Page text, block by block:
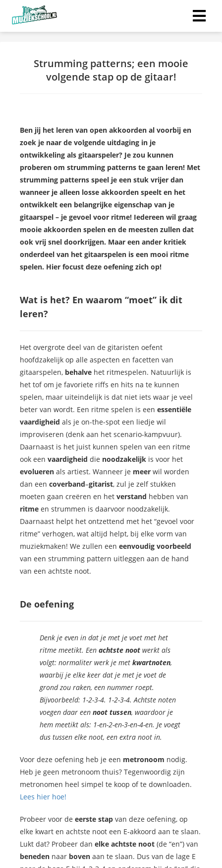
Strumming patterns; een mooie
volgende stap op de gitaar!
Ben jij het leren van open akkoorden al voorbij en
zoek je naar de volgende uitdaging in je
ontwikkeling als gitaarspeler? Je zou kunnen
proberen om strumming patterns te gaan leren! Met
strumming patterns speel je een stuk vrijer dan
wanneer je alleen losse akkoorden speelt en het
ontwikkelt een belangrijke eigenschap van je
gitaarspel – je gevoel voor ritme! Iedereen wil graag
mooie akkoorden spelen en de meesten zullen dat
ook vrij snel doorkrijgen. Maar een ander kritiek
onderdeel van het gitaarspelen is een mooi ritme
spelen. Hier focust deze oefening zich op!
Wat is het? En waarom “moet” ik dit
leren?
Het overgrote deel van de gitaristen oefent
hoofdzakelijk op alle aspecten en facetten van
gitaarspelen, behalve het ritmespelen. Natuurlijk is
het tof om je favoriete riffs en hits na te kunnen
spelen, maar uiteindelijk is dat niet iets waar je veel
beter van wordt. Een ritme spelen is een essentiële
vaardigheid als je on-the-spot een liedje wil
improviseren (denk aan het scenario-kampvuur).
Daarnaast is het juist kunnen spelen van een ritme
ook een vaardigheid die noodzakelijk is voor het
evolueren als artiest. Wanneer je meer wil worden
dan een coverband–gitarist, zul je zelf stukken
moeten gaan creëren en het verstand hebben van
ritme en strummen is daarvoor noodzakelijk.
Daarnaast helpt het ontzettend met het “gevoel voor
ritme” verhogen, wat altijd helpt, bij elke vorm van
muziekmaken! We zullen een eenvoudig voorbeeld
van een strumming pattern uitleggen aan de hand
van een achtste noot.
De oefening
Denk je even in dat je met je voet met het
ritme meetikt. Een achtste noot werkt als
volgt: normaliter werk je met kwartnoten,
waarbij je elke keer dat je met je voet de
grond zou raken, een nummer roept.
Bijvoorbeeld: 1-2-3-4. 1-2-3-4. Achtste noten
voegen daar een noot tussen, waardoor je
hem meetikt als: 1-en-2-en-3-en-4-en. Je voegt
dus tussen elke noot, een extra noot in.
Voor deze oefening heb je een metronoom nodig.
Heb je geen metronoom thuis? Tegenwoordig zijn
metronomen heel simpel te koop of te downloaden.
Lees hier hoe!
Probeer voor de eerste stap van deze oefening, op
elke kwart en achtste noot een E-akkoord aan te slaan.
Lukt dat? Probeer dan elke achtste noot (de “en”) van
beneden naar boven aan te slaan. Dus van de lage E